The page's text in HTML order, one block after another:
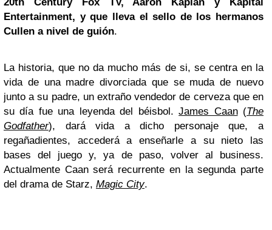
Entertainment, y que lleva el sello de los hermanos
Cullen a nivel de guión.
La historia, que no da mucho más de si, se centra en la
vida de una madre divorciada que se muda de nuevo
junto a su padre, un extraño vendedor de cerveza que en
su día fue una leyenda del béisbol.James Caan(The
Godfather), dará vida a dicho personaje que, a
regañadientes, accederá a enseñarle a su nieto las
bases del juego y, ya de paso, volver al business.
Actualmente Caanserá recurrente en la segunda parte
del drama de Starz, Magic City.